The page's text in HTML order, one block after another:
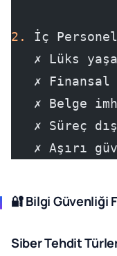
2.
İç
✗ Lüks
✗ Finansal
✗ Belge
✗ Süreç
✗ Aşırı
🔐 Bilgi Güvenliği
Siber Tehdit